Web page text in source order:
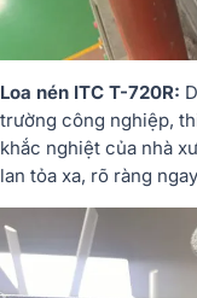
Loa nén ITC T-720R:
trường công nghiệp,
khắc nghiệt của nhà
lan tỏa xa, rõ ràng